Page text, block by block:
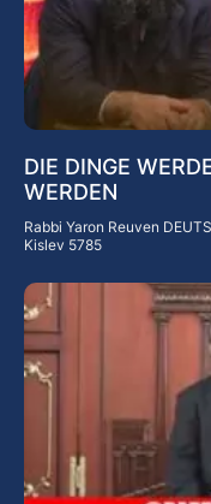
DIE DINGE
WERDEN
Rabbi Yaron Reuven
Kislev 5785